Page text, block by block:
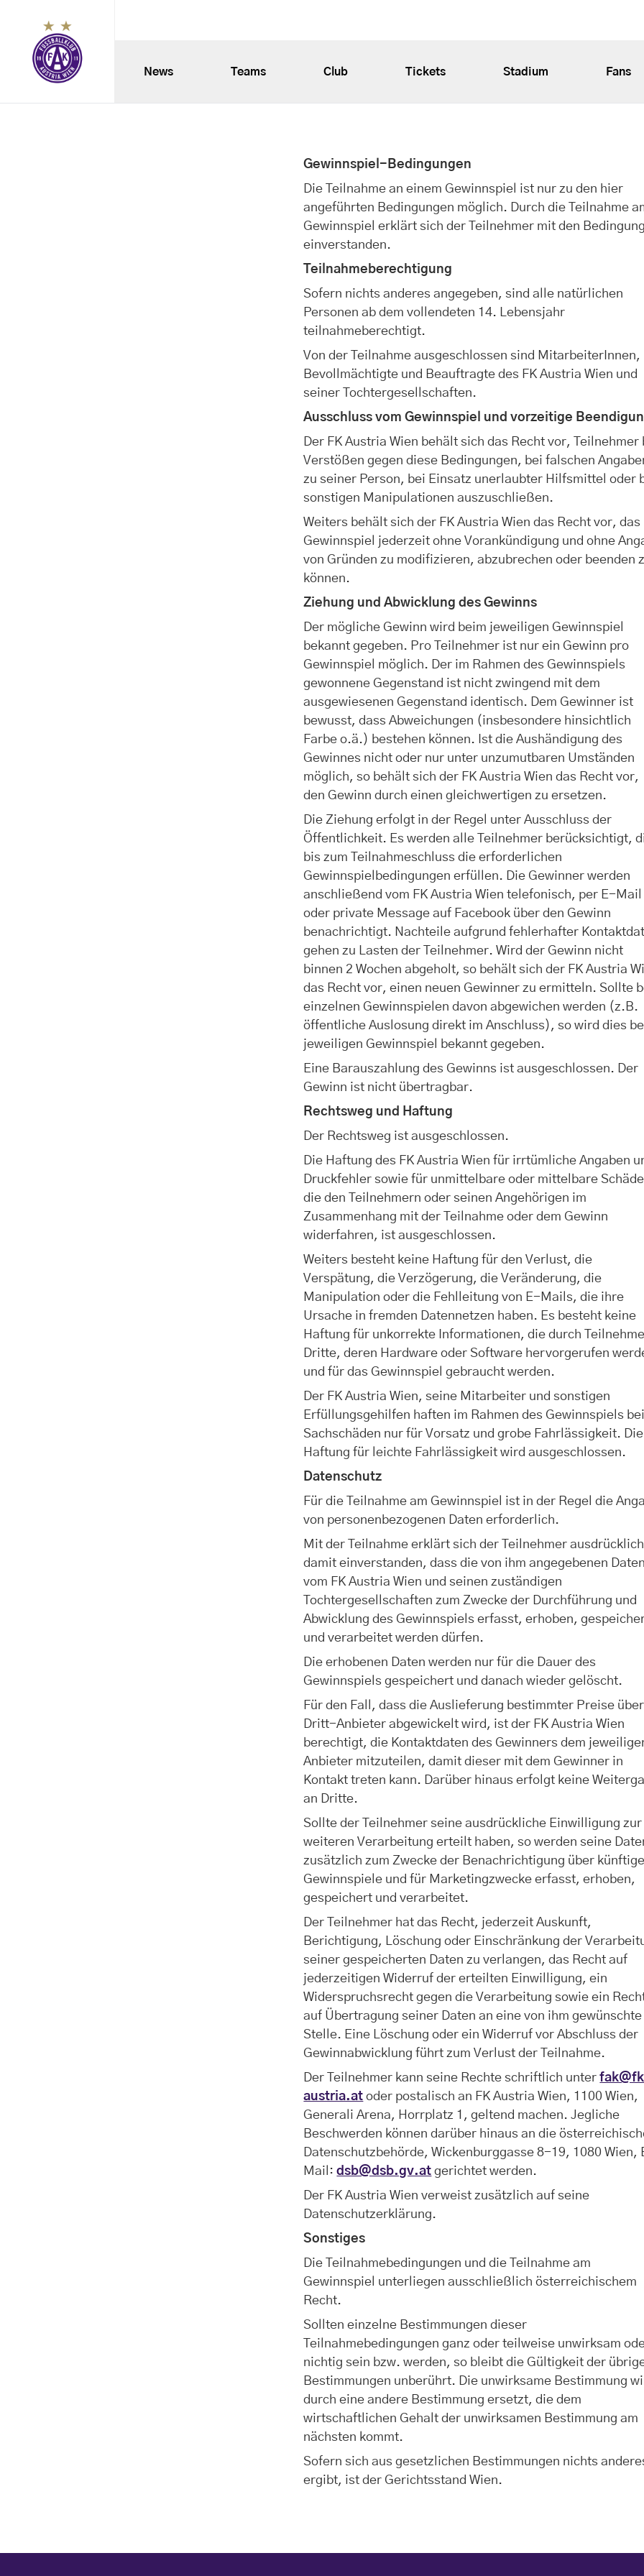
News Teams Club Tickets Stadium Fans
Gewinnspiel-Bedingungen
Die Teilnahme an einem Gewinnspiel ist nur zu den hier
angeführten Bedingungen möglich. Durch die Teilnahme
Gewinnspiel erklärt sich der Teilnehmer mit den
einverstanden.
Teilnahmeberechtigung
Sofern nichts anderes angegeben, sind alle natürlichen
Personen ab dem vollendeten 14. Lebensjahr
teilnahmeberechtigt.
Von der Teilnahme ausgeschlossen sind MitarbeiterInnen,
Bevollmächtigte und Beauftragte des FK Austria Wien und
seiner Tochtergesellschaften.
Ausschluss vom Gewinnspiel und vorzeitige
Der FK Austria Wien behält sich das Recht vor, Teilnehmer
Verstößen gegen diese Bedingungen, bei falschen
zu seiner Person, bei Einsatz unerlaubter Hilfsmittel oder
sonstigen Manipulationen auszuschließen.
Weiters behält sich der FK Austria Wien das Recht vor, das
Gewinnspiel jederzeit ohne Vorankündigung und ohne
von Gründen zu modifizieren, abzubrechen oder beenden
können.
Ziehung und Abwicklung des Gewinns
Der mögliche Gewinn wird beim jeweiligen Gewinnspiel
bekannt gegeben. Pro Teilnehmer ist nur ein Gewinn pro
Gewinnspiel möglich. Der im Rahmen des Gewinnspiels
gewonnene Gegenstand ist nicht zwingend mit dem
ausgewiesenen Gegenstand identisch. Dem Gewinner ist
bewusst, dass Abweichungen (insbesondere hinsichtlich
Farbe o.ä.) bestehen können. Ist die Aushändigung des
Gewinnes nicht oder nur unter unzumutbaren Umständen
möglich, so behält sich der FK Austria Wien das Recht vor,
den Gewinn durch einen gleichwertigen zu ersetzen.
Die Ziehung erfolgt in der Regel unter Ausschluss der
Öffentlichkeit. Es werden alle Teilnehmer berücksichtigt,
bis zum Teilnahmeschluss die erforderlichen
Gewinnspielbedingungen erfüllen. Die Gewinner werden
anschließend vom FK Austria Wien telefonisch, per E-Mail
oder private Message auf Facebook über den Gewinn
benachrichtigt. Nachteile aufgrund fehlerhafter
gehen zu Lasten der Teilnehmer. Wird der Gewinn nicht
binnen 2 Wochen abgeholt, so behält sich der FK Austria
das Recht vor, einen neuen Gewinner zu ermitteln. Sollte
einzelnen Gewinnspielen davon abgewichen werden (z.B.
öffentliche Auslosung direkt im Anschluss), so wird dies
jeweiligen Gewinnspiel bekannt gegeben.
Eine Barauszahlung des Gewinns ist ausgeschlossen. Der
Gewinn ist nicht übertragbar.
Rechtsweg und Haftung
Der Rechtsweg ist ausgeschlossen.
Die Haftung des FK Austria Wien für irrtümliche Angaben
Druckfehler sowie für unmittelbare oder mittelbare
die den Teilnehmern oder seinen Angehörigen im
Zusammenhang mit der Teilnahme oder dem Gewinn
widerfahren, ist ausgeschlossen.
Weiters besteht keine Haftung für den Verlust, die
Verspätung, die Verzögerung, die Veränderung, die
Manipulation oder die Fehlleitung von E-Mails, die ihre
Ursache in fremden Datennetzen haben. Es besteht keine
Haftung für unkorrekte Informationen, die durch
Dritte, deren Hardware oder Software hervorgerufen
und für das Gewinnspiel gebraucht werden.
Der FK Austria Wien, seine Mitarbeiter und sonstigen
Erfüllungsgehilfen haften im Rahmen des Gewinnspiels bei
Sachschäden nur für Vorsatz und grobe Fahrlässigkeit. Die
Haftung für leichte Fahrlässigkeit wird ausgeschlossen.
Datenschutz
Für die Teilnahme am Gewinnspiel ist in der Regel die
von personenbezogenen Daten erforderlich.
Mit der Teilnahme erklärt sich der Teilnehmer ausdrücklich
damit einverstanden, dass die von ihm angegebenen Daten
vom FK Austria Wien und seinen zuständigen
Tochtergesellschaften zum Zwecke der Durchführung und
Abwicklung des Gewinnspiels erfasst, erhoben,
und verarbeitet werden dürfen.
Die erhobenen Daten werden nur für die Dauer des
Gewinnspiels gespeichert und danach wieder gelöscht.
Für den Fall, dass die Auslieferung bestimmter Preise über
Dritt-Anbieter abgewickelt wird, ist der FK Austria Wien
berechtigt, die Kontaktdaten des Gewinners dem
Anbieter mitzuteilen, damit dieser mit dem Gewinner in
Kontakt treten kann. Darüber hinaus erfolgt keine
an Dritte.
Sollte der Teilnehmer seine ausdrückliche Einwilligung zur
weiteren Verarbeitung erteilt haben, so werden seine
zusätzlich zum Zwecke der Benachrichtigung über künftige
Gewinnspiele und für Marketingzwecke erfasst, erhoben,
gespeichert und verarbeitet.
Der Teilnehmer hat das Recht, jederzeit Auskunft,
Berichtigung, Löschung oder Einschränkung der
seiner gespeicherten Daten zu verlangen, das Recht auf
jederzeitigen Widerruf der erteilten Einwilligung, ein
Widerspruchsrecht gegen die Verarbeitung sowie ein
auf Übertragung seiner Daten an eine von ihm gewünschte
Stelle. Eine Löschung oder ein Widerruf vor Abschluss der
Gewinnabwicklung führt zum Verlust der Teilnahme.
Der Teilnehmer kann seine Rechte schriftlich unter
austria.at oder postalisch an FK Austria Wien, 1100 Wien,
Generali Arena, Horrplatz 1, geltend machen. Jegliche
Beschwerden können darüber hinaus an die
Datenschutzbehörde, Wickenburggasse 8-19, 1080 Wien,
Mail:dsb@dsb.gv.at gerichtet werden.
Der FK Austria Wien verweist zusätzlich auf seine
Datenschutzerklärung.
Sonstiges
Die Teilnahmebedingungen und die Teilnahme am
Gewinnspiel unterliegen ausschließlich österreichischem
Recht.
Sollten einzelne Bestimmungen dieser
Teilnahmebedingungen ganz oder teilweise unwirksam
nichtig sein bzw. werden, so bleibt die Gültigkeit der
Bestimmungen unberührt. Die unwirksame Bestimmung
durch eine andere Bestimmung ersetzt, die dem
wirtschaftlichen Gehalt der unwirksamen Bestimmung am
nächsten kommt.
Sofern sich aus gesetzlichen Bestimmungen nichts
ergibt, ist der Gerichtsstand Wien.